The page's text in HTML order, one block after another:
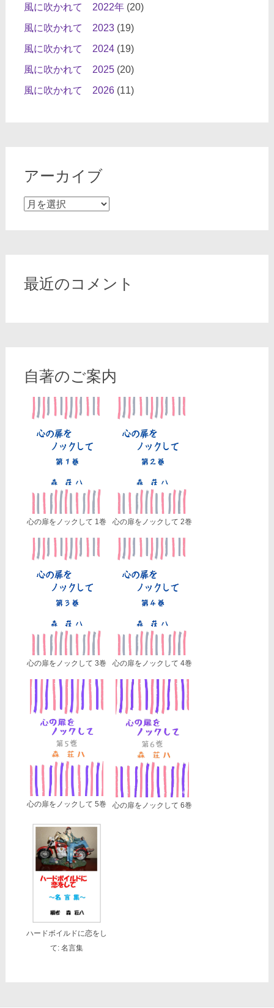
風に吹かれて 2022年(20)
風に吹かれて 2023(19)
風に吹かれて 2024(19)
風に吹かれて 2025(20)
風に吹かれて 2026(11)
アーカイブ
ア
最近のコメント
自著のご案内
心の扉をノックして 1巻 心の扉をノックして 2巻
心の扉をノックして 3巻 心の扉をノックして 4巻
心の扉をノックして 5巻 心の扉をノックして 6巻
ハードボイルドに恋をし
て: 名言集